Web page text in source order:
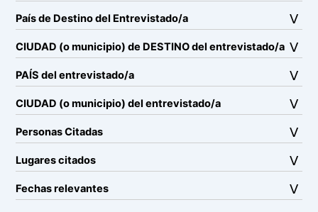
País de Destino del Entrevistado/a
CIUDAD (o municipio) de DESTINO del entrevistado/a
PAÍS del entrevistado/a
CIUDAD (o municipio) del entrevistado/a
Personas Citadas
Lugares citados
Fechas relevantes